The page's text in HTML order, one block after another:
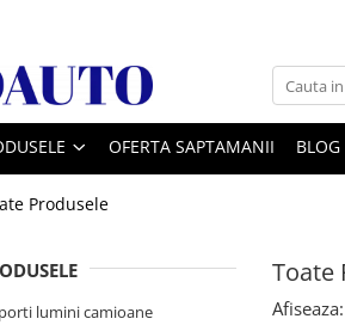
camioane
OFERTA SAPTAMANII BLOG
Produsele
Toate
lumini camioane
Afiseaza: